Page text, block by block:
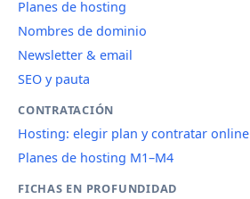
Planes de hosting
Nombres de dominio
Newsletter & email
SEO y pauta
CONTRATACIÓN
Hosting: elegir plan y contratar online
Planes de hosting M1–M4
FICHAS EN PROFUNDIDAD